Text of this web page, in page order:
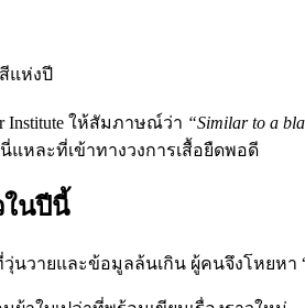
แห่งปี
Institute ให้สัมภาษณ์ว่า “Similar to a
แหละที่เข้าทางวงการเสื้อยืดพอดี
ในปีนี้
วุ่นวายและข้อมูลล้นเกิน ผู้คนจึงโหยห